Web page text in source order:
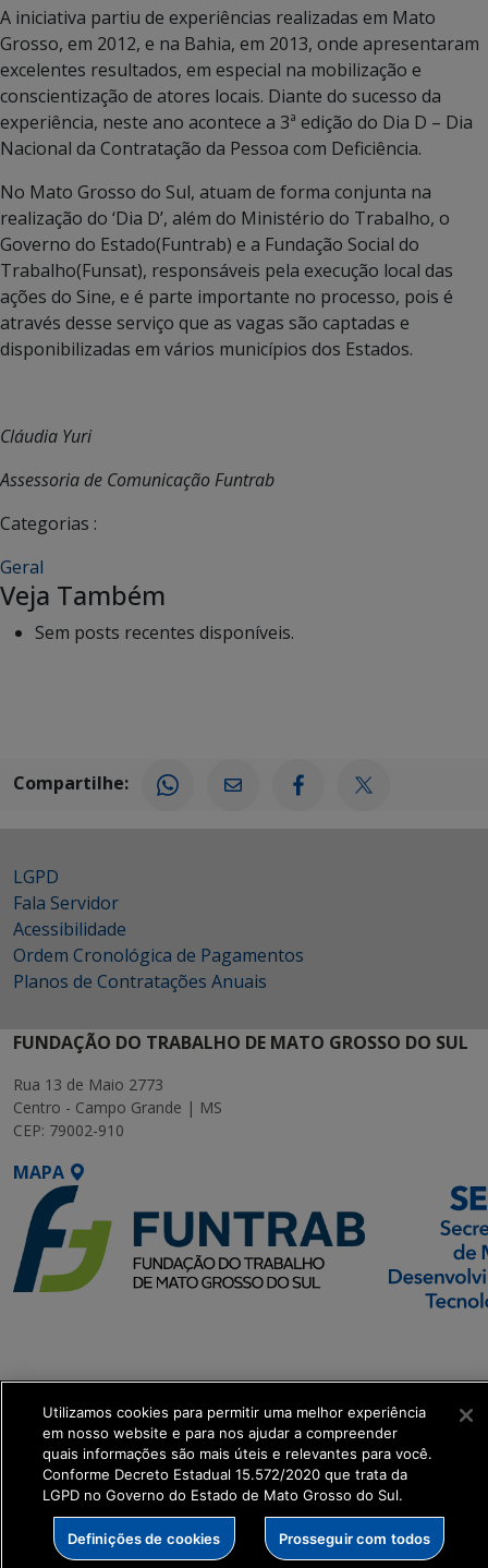
A iniciativa partiu de experiências realizadas em Mato
Grosso, em 2012, e na Bahia, em 2013, onde apresentaram
excelentes resultados, em especial na mobilização e
conscientização de atores locais. Diante do sucesso da
experiência, neste ano acontece a 3ª edição do Dia D – Dia
Nacional da Contratação da Pessoa com Deficiência.
No Mato Grosso do Sul, atuam de forma conjunta na
realização do ‘Dia D’, além do Ministério do Trabalho, o
Governo do Estado(Funtrab) e a Fundação Social do
Trabalho(Funsat), responsáveis pela execução local das
ações do Sine, e é parte importante no processo, pois é
através desse serviço que as vagas são captadas e
disponibilizadas em vários municípios dos Estados.
Cláudia Yuri
Assessoria de Comunicação Funtrab
Categorias :
Geral
Veja Também
Sem posts recentes disponíveis.
Compartilhe:
LGPD
Fala Servidor
Acessibilidade
Ordem Cronológica de Pagamentos
Planos de Contratações Anuais
FUNDAÇÃO DO TRABALHO DE MATO GROSSO DO SUL
Rua 13 de Maio 2773
Centro - Campo Grande | MS
CEP: 79002-910
MAPA
get_footer();
Utilizamos cookies para permitir uma melhor experiência
em nosso website e para nos ajudar a compreender
quais informações são mais úteis e relevantes para você.
Conforme Decreto Estadual 15.572/2020 que trata da
LGPD no Governo do Estado de Mato Grosso do Sul.
Definições de cookies Prosseguir com todos